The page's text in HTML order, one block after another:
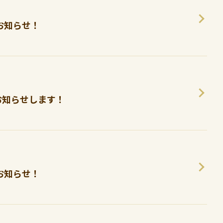
らせ！
らせします！
らせ！